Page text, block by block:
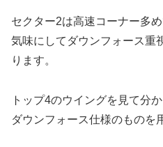
セクター2は高速コーナー多
気味にしてダウンフォース重
ります。
トップ4のウイングを見て分
ダウンフォース仕様のものを